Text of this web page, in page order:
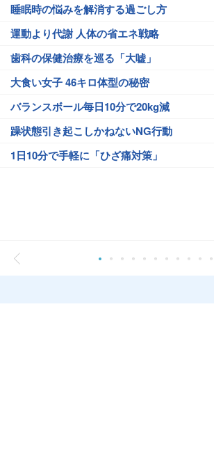
睡眠時の悩みを解消する過ごし方
運動より代謝 人体の省エネ戦略
歯科の保健治療を巡る「大嘘」
大食い女子 46キロ体型の秘密
バランスボール毎日10分で20kg減
躁状態引き起こしかねないNG行動
1日10分で手軽に「ひざ痛対策」